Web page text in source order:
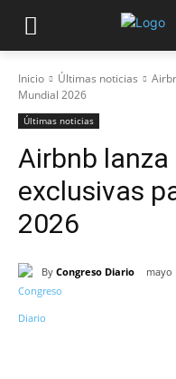
Inicio Últimas noticias
Mundial 2026
Últimas noticias
Airbnb
exclusivas
2026
By Congreso Diario mayo